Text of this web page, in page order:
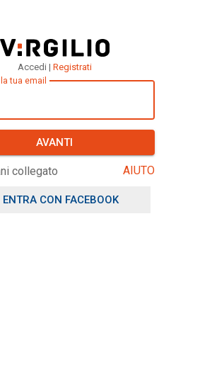
Accedi | Registrati
tua email
AVANTI
collegato AIUTO
ENTRA CON FACEBOOK